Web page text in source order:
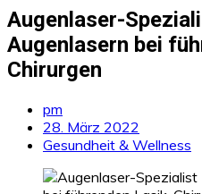
Augenlaser-
Augenlasern bei
Chirurgen
pm
28. März 2022
Gesundheit & Wellness